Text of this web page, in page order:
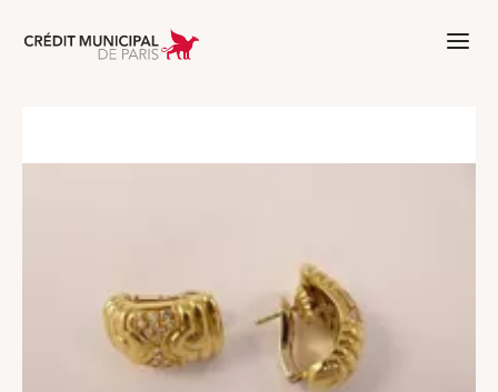
Aller à l'accueil de Crédit Municipal